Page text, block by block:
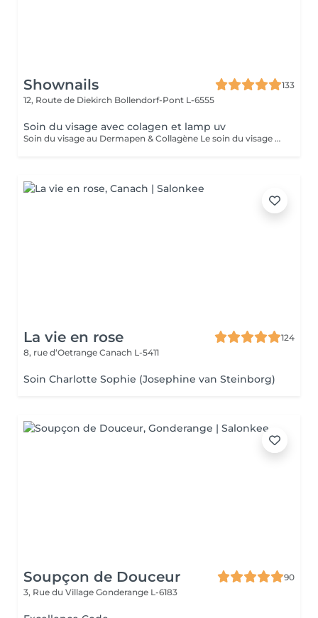
Shownails
133
12, Route de Diekirch Bollendorf-Pont L-6555
Soin du visage avec colagen et lamp uv
Soin du visage au Dermapen & Collagène Le soin du visage au Dermapen associé au collagène est un traitement innovant qui stimule le renouvellement cellulaire ainsi que la production naturelle de collagène et d'élastine. Grâce au micro-aiguillage, les principes actifs pénètrent plus efficacement dans la peau, pour des résultats visibles et durables. Les bienfaits du traitement : Réduit les rides et les ridules. Améliore la fermeté et l'élasticité de la peau. Atténue les cicatrices d'acné et les imperfections. Resserre les pores dilatés. Unifie le teint et redonne de l'éclat. Hydrate intensément grâce au collagène. Laisse la peau plus lisse, plus souple et visiblement rajeunie. En fin de soin, une séance de luminothérapie par lumière UV est réalisée afin de compléter le traitement et d'optimiser les résultats.
La vie en rose
124
8, rue d‘Oetrange Canach L-5411
Soin Charlotte Sophie (Josephine van Steinborg)
Soupçon de Douceur
90
3, Rue du Village Gonderange L-6183